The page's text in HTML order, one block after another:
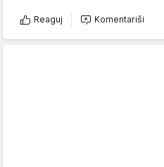
Reaguj Komentariši